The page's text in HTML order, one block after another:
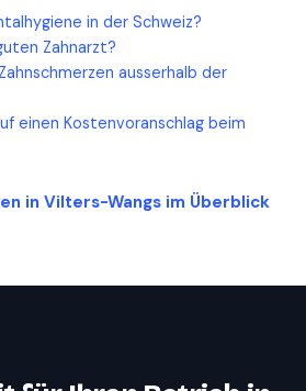
in der Schweiz?
Zahnarzt?
ausserhalb der
einen Kostenvoranschlag beim
in Vilters-Wangs im Überblick